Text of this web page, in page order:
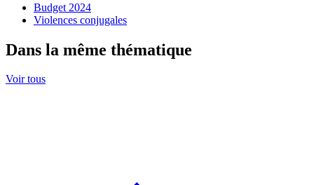
Budget 2024
Violences conjugales
Dans la même thématique
Voir tous